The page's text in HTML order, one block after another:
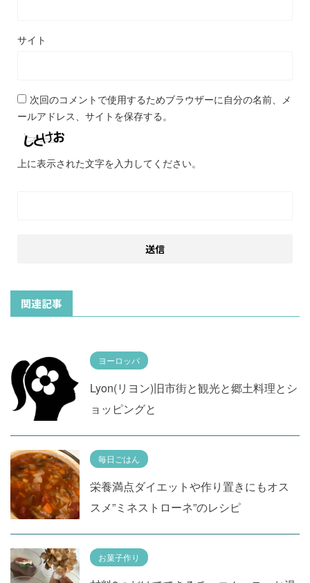
サイト
次回のコメントで使用するためブラウザーに自分の名前、メ
ールアドレス、サイトを保存する。
上に表示された文字を入力してください。
関連記事
ヨーロッパ
Lyon(リヨン)旧市街と観光と郷土料理とシ
ョッピングと
毎日ごはん
栄養満点ダイエットや作り置きにもオス
スメ”ミネストローネ”のレシピ
お菓子作り